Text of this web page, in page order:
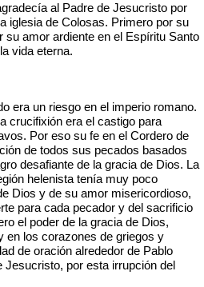
al Padre de Jesucristo por
iglesia de Colosas. Primero por su
su amor ardiente en el Espíritu Santo
vida eterna.
era un riesgo en el imperio romano.
crucifixión era el castigo para
Por eso su fe en el Cordero de
de todos sus pecados basados
desafiante de la gracia de Dios. La
helenista tenía muy poco
Dios y de su amor misericordioso,
para cada pecador y del sacrificio
el poder de la gracia de Dios,
en los corazones de griegos y
de oración alrededor de Pablo
Jesucristo, por esta irrupción del